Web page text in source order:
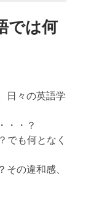
では何
日々の英語学
・・？
でも何となく
の違和感、